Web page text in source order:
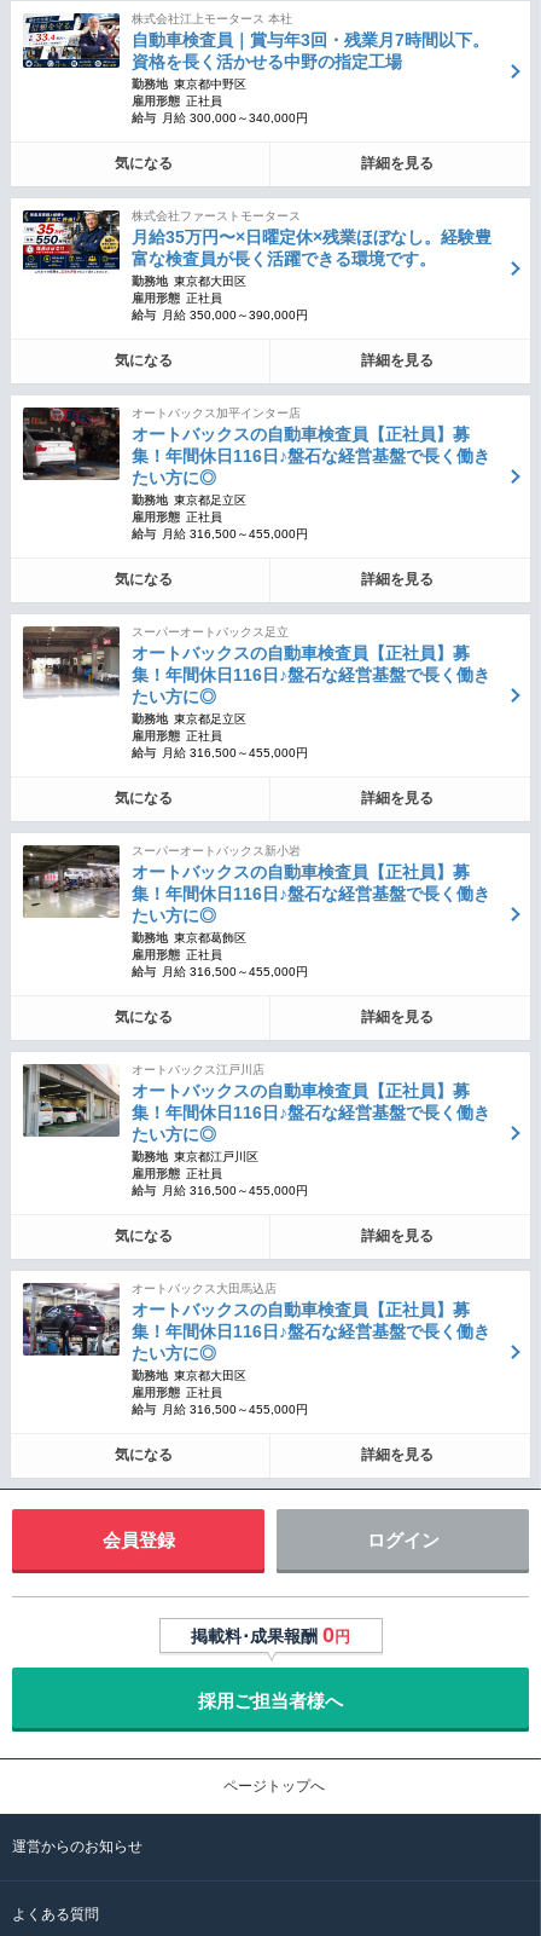
株式会社江上モータース 本社
自動車検査員｜賞与年3回・残業月7時間以下。
資格を長く活かせる中野の指定工場
勤務地 東京都中野区
雇用形態 正社員
給与
月給 300,000～340,000円
気になる 詳細を見る
株式会社ファーストモータース
月給35万円〜×日曜定休×残業ほぼなし。経験豊
富な検査員が長く活躍できる環境です。
勤務地 東京都大田区
雇用形態 正社員
給与
月給 350,000～390,000円
気になる 詳細を見る
オートバックス加平インター店
オートバックスの自動車検査員【正社員】募
集！年間休日116日♪盤石な経営基盤で長く働き
たい方に◎
勤務地 東京都足立区
雇用形態 正社員
給与
月給 316,500～455,000円
気になる 詳細を見る
スーパーオートバックス足立
オートバックスの自動車検査員【正社員】募
集！年間休日116日♪盤石な経営基盤で長く働き
たい方に◎
勤務地 東京都足立区
雇用形態 正社員
給与
月給 316,500～455,000円
気になる 詳細を見る
スーパーオートバックス新小岩
オートバックスの自動車検査員【正社員】募
集！年間休日116日♪盤石な経営基盤で長く働き
たい方に◎
勤務地 東京都葛飾区
雇用形態 正社員
給与
月給 316,500～455,000円
気になる 詳細を見る
オートバックス江戸川店
オートバックスの自動車検査員【正社員】募
集！年間休日116日♪盤石な経営基盤で長く働き
たい方に◎
勤務地 東京都江戸川区
雇用形態 正社員
給与
月給 316,500～455,000円
気になる 詳細を見る
オートバックス大田馬込店
オートバックスの自動車検査員【正社員】募
集！年間休日116日♪盤石な経営基盤で長く働き
たい方に◎
勤務地 東京都大田区
雇用形態 正社員
給与
月給 316,500～455,000円
気になる 詳細を見る
会員登録 ログイン
掲載料･成果報酬 0円
採用ご担当者様へ
ページトップへ
運営からのお知らせ
よくある質問